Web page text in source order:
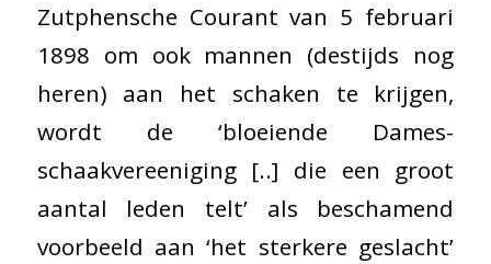
Zutphensche Courant van 5 februari
1898 om ook mannen (destijds nog
heren) aan het schaken te krijgen,
wordt de ‘bloeiende Dames-
schaakvereeniging [..] die een groot
aantal leden telt’ als beschamend
voorbeeld aan ‘het sterkere geslacht’